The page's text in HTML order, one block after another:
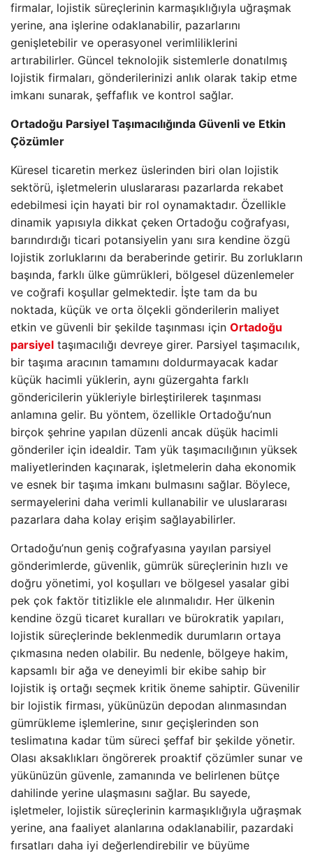
firmalar, lojistik süreçlerinin karmaşıklığıyla uğraşmak
yerine, ana işlerine odaklanabilir, pazarlarını
genişletebilir ve operasyonel verimliliklerini
artırabilirler. Güncel teknolojik sistemlerle donatılmış
lojistik firmaları, gönderilerinizi anlık olarak takip etme
imkanı sunarak, şeffaflık ve kontrol sağlar.
Ortadoğu Parsiyel Taşımacılığında Güvenli ve Etkin
Çözümler
Küresel ticaretin merkez üslerinden biri olan lojistik
sektörü, işletmelerin uluslararası pazarlarda rekabet
edebilmesi için hayati bir rol oynamaktadır. Özellikle
dinamik yapısıyla dikkat çeken Ortadoğu coğrafyası,
barındırdığı ticari potansiyelin yanı sıra kendine özgü
lojistik zorluklarını da beraberinde getirir. Bu zorlukların
başında, farklı ülke gümrükleri, bölgesel düzenlemeler
ve coğrafi koşullar gelmektedir. İşte tam da bu
noktada, küçük ve orta ölçekli gönderilerin maliyet
etkin ve güvenli bir şekilde taşınması için Ortadoğu
parsiyel taşımacılığı devreye girer. Parsiyel taşımacılık,
bir taşıma aracının tamamını doldurmayacak kadar
küçük hacimli yüklerin, aynı güzergahta farklı
göndericilerin yükleriyle birleştirilerek taşınması
anlamına gelir. Bu yöntem, özellikle Ortadoğu’nun
birçok şehrine yapılan düzenli ancak düşük hacimli
gönderiler için idealdir. Tam yük taşımacılığının yüksek
maliyetlerinden kaçınarak, işletmelerin daha ekonomik
ve esnek bir taşıma imkanı bulmasını sağlar. Böylece,
sermayelerini daha verimli kullanabilir ve uluslararası
pazarlara daha kolay erişim sağlayabilirler.
Ortadoğu’nun geniş coğrafyasına yayılan parsiyel
gönderimlerde, güvenlik, gümrük süreçlerinin hızlı ve
doğru yönetimi, yol koşulları ve bölgesel yasalar gibi
pek çok faktör titizlikle ele alınmalıdır. Her ülkenin
kendine özgü ticaret kuralları ve bürokratik yapıları,
lojistik süreçlerinde beklenmedik durumların ortaya
çıkmasına neden olabilir. Bu nedenle, bölgeye hakim,
kapsamlı bir ağa ve deneyimli bir ekibe sahip bir
lojistik iş ortağı seçmek kritik öneme sahiptir. Güvenilir
bir lojistik firması, yükünüzün depodan alınmasından
gümrükleme işlemlerine, sınır geçişlerinden son
teslimatına kadar tüm süreci şeffaf bir şekilde yönetir.
Olası aksaklıkları öngörerek proaktif çözümler sunar ve
yükünüzün güvenle, zamanında ve belirlenen bütçe
dahilinde yerine ulaşmasını sağlar. Bu sayede,
işletmeler, lojistik süreçlerinin karmaşıklığıyla uğraşmak
yerine, ana faaliyet alanlarına odaklanabilir, pazardaki
fırsatları daha iyi değerlendirebilir ve büyüme